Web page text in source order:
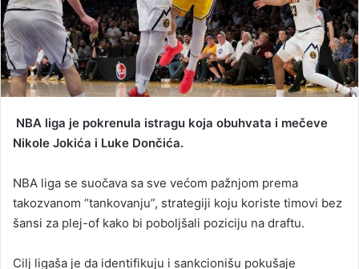
i
l
NBA liga je pokrenula istragu koja obuhvata i mečeve
Nikole Jokića i Luke Dončića.
NBA liga se suočava sa sve većom pažnjom prema
takozvanom “tankovanju”, strategiji koju koriste timovi bez
šansi za plej-of kako bi poboljšali poziciju na draftu.
Cilj ligaša je da identifikuju i sankcionišu pokušaje